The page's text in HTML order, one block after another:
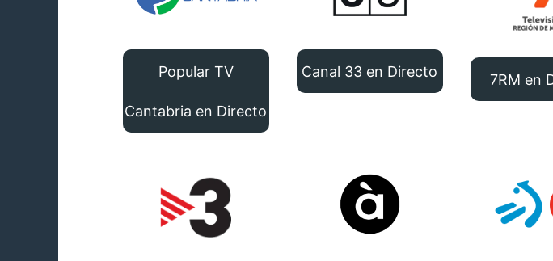
Popular TV
Cantabria en Directo
Canal 33 en Directo 7RM en